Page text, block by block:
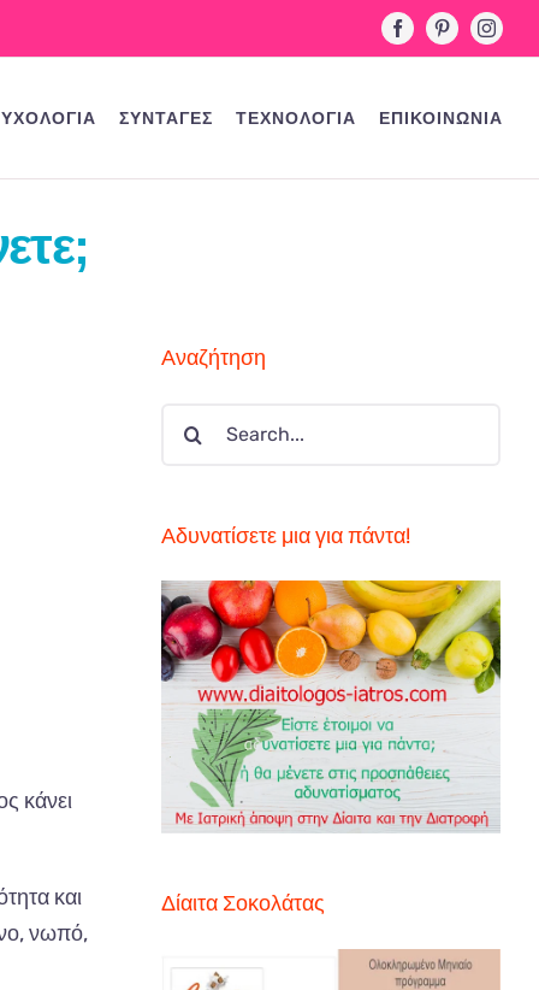
FacebookPinterest
ΣΥΝΤΑΓΕΣ ΤΕΧΝΟΛΟΓΙΑ ΕΠΙΚΟΙΝΩΝΙΑ
κάνει
και
νωπό,
Αναζήτηση
Search
Αδυνατίσετε μια για πάντα!
Δίαιτα Σοκολάτας